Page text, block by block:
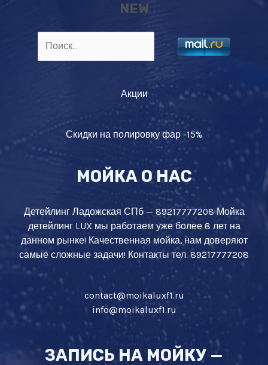
NEW
Акции
Скидки на полировку фар -15%
МОЙКА О НАС
Детейлинг Ладожская СПб — 89217777208 Мойка
детейлинг LUX мы работаем уже более 8 лет на
данном рынке! Качественная мойка, нам доверяют
самые сложные задачи! Контакты тел. 89217777208
contact@moikaluxf1.ru
info@moikaluxf1.ru
ЗАПИСЬ НА МОЙКУ —